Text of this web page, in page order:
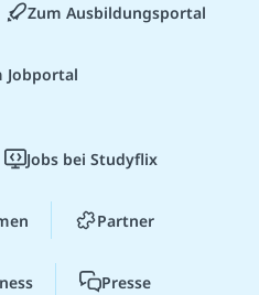
Zum Ausbildungsportal
Jobportal
Jobs bei Studyflix
Partner
Presse